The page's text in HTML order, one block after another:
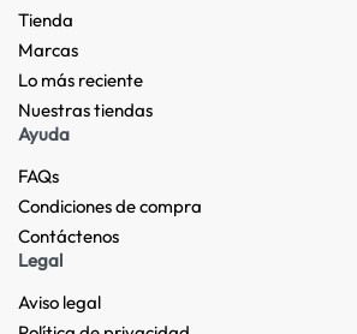
Tienda
Marcas
Lo más reciente​
Nuestras tiendas​
Ayuda
FAQs
Condiciones de compra
Contáctenos
Legal
Aviso legal